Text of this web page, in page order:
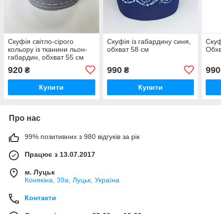
Скуфія світло-сірого
кольору із тканини льон-
габардин, обхват 55 см
920 ₴
Купити
Скуфія із габардину синя,
обхват 58 см
990₴
Купити
990
Про нас
99% позитивних з 980 відгуків за рік
Працює з 13.07.2017
м. Луцьк
Конякіна, 39а, Луцьк, Україна
Контакти